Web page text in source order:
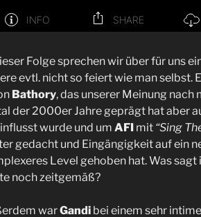
Folge sprechen wir über für uns
evtl. nicht so feiert wie man selbst.
Bathory, das unserer Meinung
der 2000er Jahre geprägt hat aber
wurde und um AFI mit “Sing
gedacht und Eingängigkeit auf ein
Level gehoben hat. Was sagt
noch zeitgemäß?
warGandi bei einem sehr